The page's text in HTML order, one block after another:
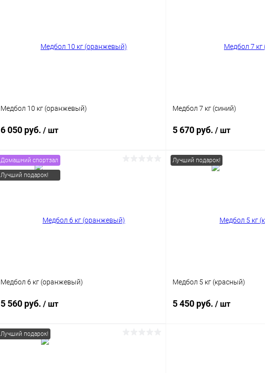
Медбол 10 кг (оранжевый)
6 050 руб. / шт
Медбол 7 кг (синий)
5 670 руб. / шт
Домашний спортзал
Лучший подарок!
Медбол 6 кг (оранжевый)
5 560 руб. / шт
Лучший подарок!
Медбол 5 кг (красный)
5 450 руб. / шт
Лучший подарок!